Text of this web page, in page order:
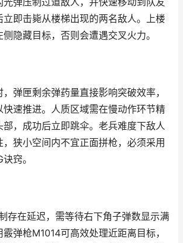
立即击毙从楼梯出现的两名敌人。上楼
隐藏目标，否则会遭遇交叉火力。
弹匣剩余弹药量直接影响突破效率，
快速推进。人质区域需在慢动作环节精
部，成功后立即跳伞。老兵难度下敌人
狭小空间内不宜正面拼枪，必须采用
窍。
存在延迟，需等待右下角子弹数显示满
弹枪M1014可高效处理近距离目标，